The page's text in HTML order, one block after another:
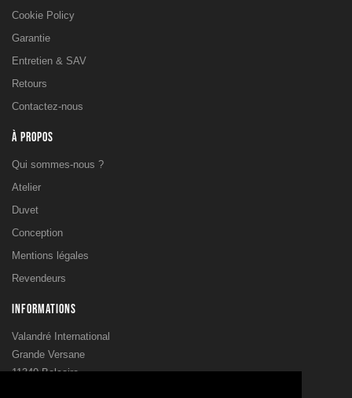
Cookie Policy
Garantie
Entretien & SAV
Retours
Contactez-nous
À PROPOS
Qui sommes-nous ?
Atelier
Duvet
Conception
Mentions légales
Revendeurs
INFORMATIONS
Valandré International
Grande Versane
11340 Belcaire